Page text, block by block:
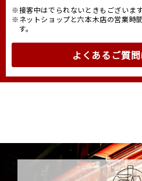
※接客中はでられないときもございます
※ネットショップと六本木店の営業時
す。
よくあるご質